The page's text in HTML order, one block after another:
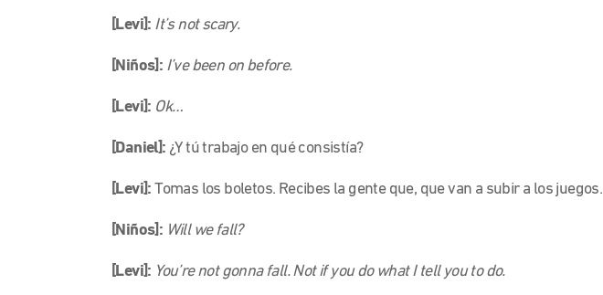
[Levi]: It’s not scary.
[Niños]: I’ve been on before.
[Levi]: Ok…
[Daniel]: ¿Y tú trabajo en qué consistía?
[Levi]:Tomas los boletos. Recibes la gente que, que van a subir a los juegos.
[Niños]: Will we fall?
[Levi]: You’re not gonna fall. Not if you do what I tell you to do.